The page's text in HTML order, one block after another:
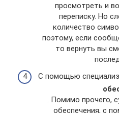
просмотреть и
переписку. Но
количество
поэтому, если
то вернуть вы
С помощью
. Помимо прочего,
обеспечения, с